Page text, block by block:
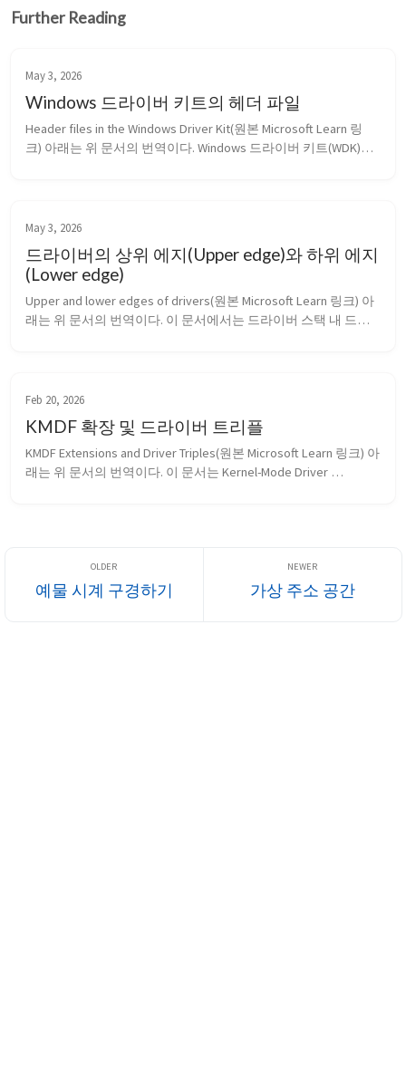
Further Reading
May 3, 2026
Windows 드라이버 키트의 헤더 파일
Header files in the Windows Driver Kit(원본 Microsoft Learn 링
크) 아래는 위 문서의 번역이다. Windows 드라이버 키트(WDK)의
May 3, 2026
드라이버의 상위 에지(Upper edge)와 하위 에지
(Lower edge)
Upper and lower edges of drivers(원본 Microsoft Learn 링크) 아
래는 위 문서의 번역이다. 이 문서에서는 드라이버 스택 내 드라
Feb 20, 2026
KMDF 확장 및 드라이버 트리플
KMDF Extensions and Driver Triples(원본 Microsoft Learn 링크) 아
래는 위 문서의 번역이다. 이 문서는 Kernel-Mode Driver
예물 시계 구경하기 가상 주소 공간